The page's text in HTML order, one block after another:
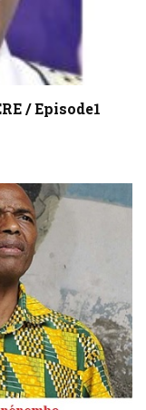
/ Episode1